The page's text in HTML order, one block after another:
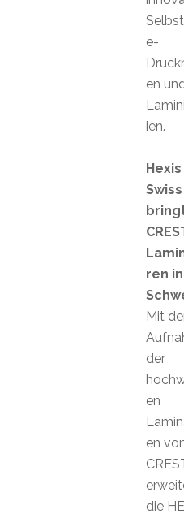
e-
en
ien.
Hexis
Swiss
ren
Mit
der
en
en
die